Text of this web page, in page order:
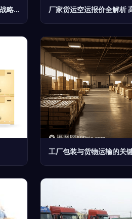
江苏至北京公路运输服务 打造现代化物流体系的战略支点 厂家货运空运报价全解析
工厂包装与货物运输的关